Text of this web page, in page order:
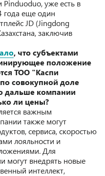
Pinduoduo, уже есть в
года еще один
JD (Jingdong
заключив
, что субъектами
положение
ТОО "Каспи
совокупной доле
дальше компании
ли цены?
важным
также могут
сервиса, скоростью
лояльности и
Для
могут внедрять новые
интеллект,